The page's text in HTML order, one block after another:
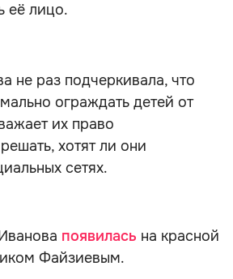
её лицо.
не раз подчеркивала, что
ограждать детей от
их право
хотят ли они
сетях.
появилась на красной
Файзиевым.